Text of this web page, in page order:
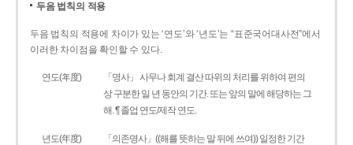
두음 법칙의 적용
두음 법칙의 적용에 차이가 있는 ‘연도’와 ‘년도’는 “표준국어대사전”에서
이러한 차이점을 확인할 수 있다.
연도(年度)
「명사」 사무나 회계 결산 따위의 처리를 위하여 편의
상 구분한 일 년 동안의 기간. 또는 앞의 말에 해당하는 그
해. ¶ 졸업 연도/제작 연도.
년도(年度)
「의존명사」((해를 뜻하는 말 뒤에 쓰여)) 일정한 기간